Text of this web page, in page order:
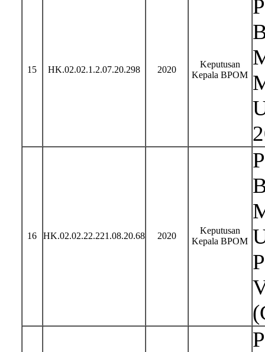
15 HK.02.02.1.2.07.20.298 2020
Keputusan
Kepala BPOM
16 HK.02.02.22.221.08.20.68 2020
Keputusan
Kepala BPOM